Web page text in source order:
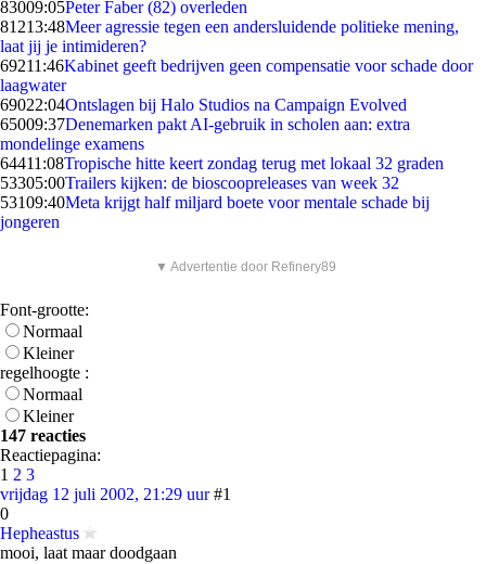
83009:05Peter Faber (82) overleden
81213:48Meer agressie tegen een andersluidende politieke mening,
laat jij je intimideren?
69211:46Kabinet geeft bedrijven geen compensatie voor schade door
laagwater
69022:04Ontslagen bij Halo Studios na Campaign Evolved
65009:37Denemarken pakt AI-gebruik in scholen aan: extra
mondelinge examens
64411:08Tropische hitte keert zondag terug met lokaal 32 graden
53305:00Trailers kijken: de bioscoopreleases van week 32
53109:40Meta krijgt half miljard boete voor mentale schade bij
jongeren
▼ Advertentie door Refinery89
Font-grootte:
Normaal
Kleiner
regelhoogte :
Normaal
Kleiner
147 reacties
Reactiepagina:
1 2 3
vrijdag 12 juli 2002, 21:29 uur #1
0
Hepheastus
mooi, laat maar doodgaan